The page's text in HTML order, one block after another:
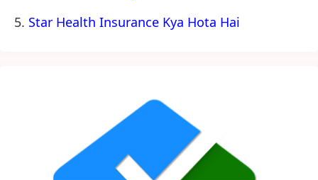
Star Health Insurance Kya Hota Hai